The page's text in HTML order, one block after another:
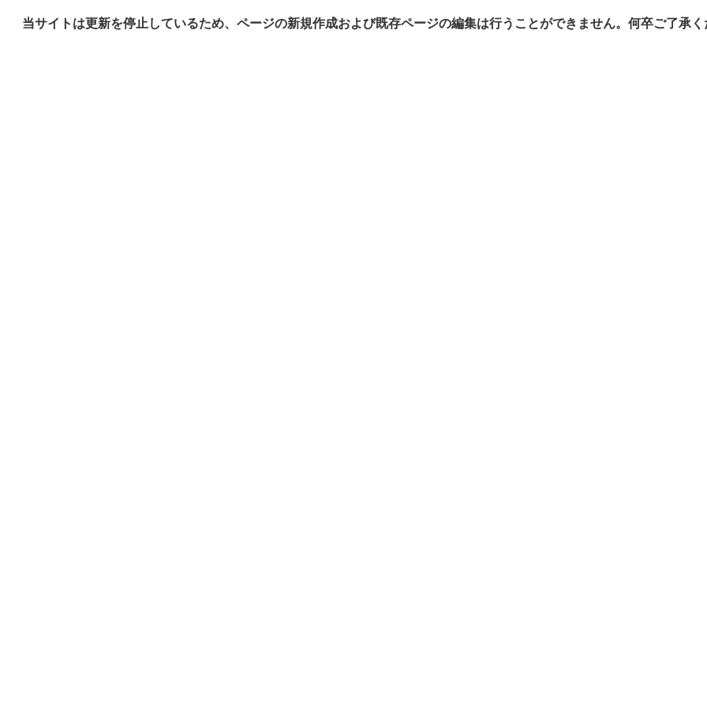
当サイトは更新を停止しているため、ページの新規作成および既存ページの編集は行うことができません。何卒ご了承